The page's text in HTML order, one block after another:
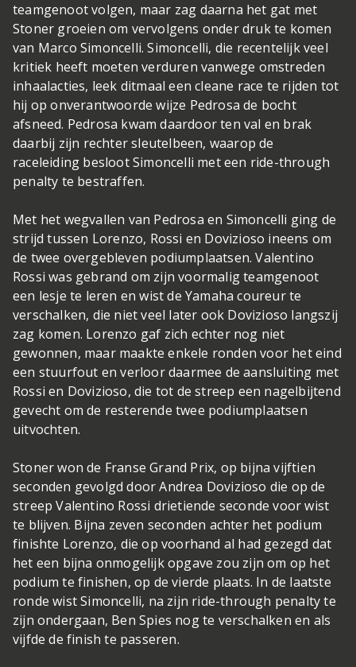
teamgenoot volgen, maar zag daarna het gat met
Stoner groeien om vervolgens onder druk te komen
van Marco Simoncelli. Simoncelli, die recentelijk veel
kritiek heeft moeten verduren vanwege omstreden
inhaalacties, leek ditmaal een cleane race te rijden tot
hij op onverantwoorde wijze Pedrosa de bocht
afsneed. Pedrosa kwam daardoor ten val en brak
daarbij zijn rechter sleutelbeen, waarop de
raceleiding besloot Simoncelli met een ride-through
penalty te bestraffen.
Met het wegvallen van Pedrosa en Simoncelli ging de
strijd tussen Lorenzo, Rossi en Dovizioso ineens om
de twee overgebleven podiumplaatsen. Valentino
Rossi was gebrand om zijn voormalig teamgenoot
een lesje te leren en wist de Yamaha coureur te
verschalken, die niet veel later ook Dovizioso langszij
zag komen. Lorenzo gaf zich echter nog niet
gewonnen, maar maakte enkele ronden voor het eind
een stuurfout en verloor daarmee de aansluiting met
Rossi en Dovizioso, die tot de streep een nagelbijtend
gevecht om de resterende twee podiumplaatsen
uitvochten.
Stoner won de Franse Grand Prix, op bijna vijftien
seconden gevolgd door Andrea Dovizioso die op de
streep Valentino Rossi drietiende seconde voor wist
te blijven. Bijna zeven seconden achter het podium
finishte Lorenzo, die op voorhand al had gezegd dat
het een bijna onmogelijk opgave zou zijn om op het
podium te finishen, op de vierde plaats. In de laatste
ronde wist Simoncelli, na zijn ride-through penalty te
zijn ondergaan, Ben Spies nog te verschalken en als
vijfde de finish te passeren.